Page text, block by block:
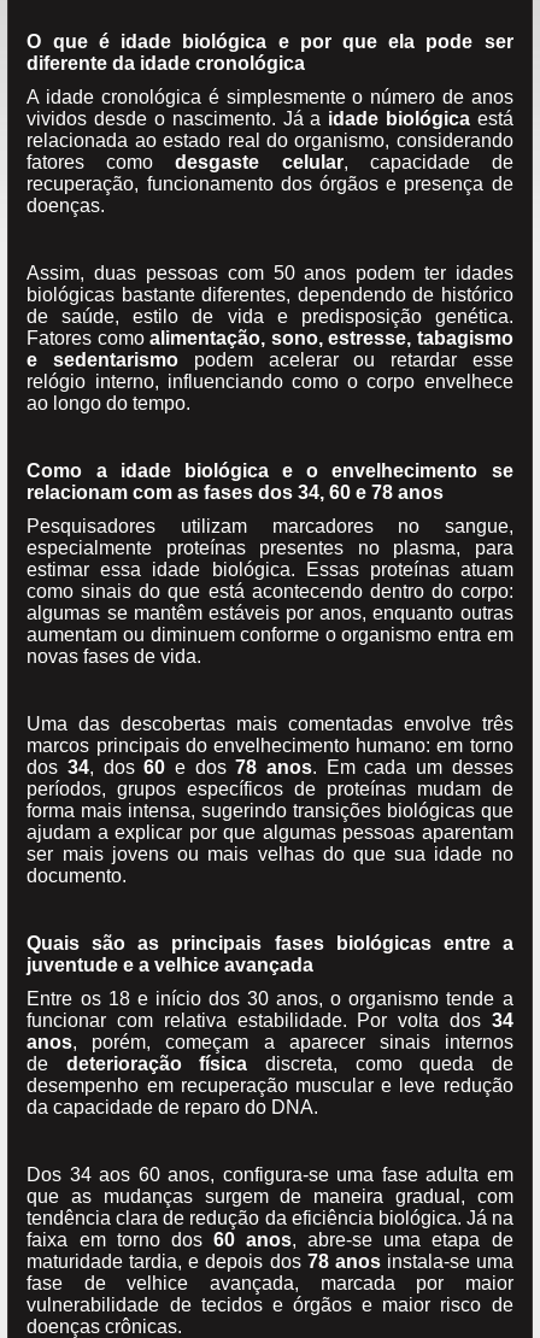
O que é idade biológica e por que ela pode ser
diferente da idade cronológica
A idade cronológica é simplesmente o número de anos
vividos desde o nascimento. Já a idade biológicaestá
relacionada ao estado real do organismo, considerando
fatores comodesgaste celular, capacidade de
recuperação, funcionamento dos órgãos e presença de
doenças.
Assim, duas pessoas com 50 anos podem ter idades
biológicas bastante diferentes, dependendo de histórico
de saúde, estilo de vida e predisposição genética.
Fatores comoalimentação, sono, estresse, tabagismo
e sedentarismo podem acelerar ou retardar esse
relógio interno, influenciando como o corpo envelhece
ao longo do tempo.
Como a idade biológica e o envelhecimento se
relacionam com as fases dos 34, 60 e 78 anos
Pesquisadores utilizam marcadores no sangue,
especialmente proteínas presentes no plasma, para
estimar essa idade biológica. Essas proteínas atuam
como sinais do que está acontecendo dentro do corpo:
algumas se mantêm estáveis por anos, enquanto outras
aumentam ou diminuem conforme o organismo entra em
novas fases de vida.
Uma das descobertas mais comentadas envolve três
marcos principais do envelhecimento humano: em torno
dos34, dos60 e dos78 anos. Em cada um desses
períodos, grupos específicos de proteínas mudam de
forma mais intensa, sugerindo transições biológicas que
ajudam a explicar por que algumas pessoas aparentam
ser mais jovens ou mais velhas do que sua idade no
documento.
Quais são as principais fases biológicas entre a
juventude e a velhice avançada
Entre os 18 e início dos 30 anos, o organismo tende a
funcionar com relativa estabilidade. Por volta dos 34
anos, porém, começam a aparecer sinais internos
de deterioração física discreta, como queda de
desempenho em recuperação muscular e leve redução
da capacidade de reparo do DNA.
Dos 34 aos 60 anos, configura-se uma fase adulta em
que as mudanças surgem de maneira gradual, com
tendência clara de redução da eficiência biológica. Já na
faixa em torno dos 60 anos, abre-se uma etapa de
maturidade tardia, e depois dos 78 anosinstala-se uma
fase de velhice avançada, marcada por maior
vulnerabilidade de tecidos e órgãos e maior risco de
doenças crônicas.